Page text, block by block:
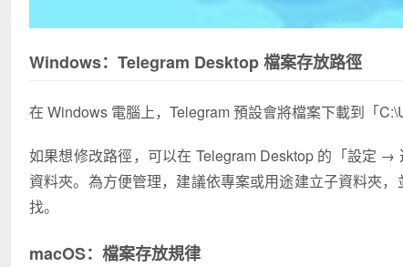
Windows：Telegram Desktop 檔案存放路徑
在 Windows 電腦上，Telegram 預設會將檔案下載到「
如果想修改路徑，可以在 Telegram Desktop 的「設定
資料夾。為方便管理，建議依專案或用途建立子資料夾
找。
macOS：檔案存放規律